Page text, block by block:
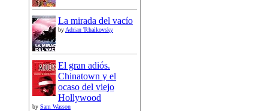
La mirada del vacío
byAdrian Tchaikovsky
El gran adiós.
Chinatown y el
ocaso del viejo
Hollywood
by Sam Wasson